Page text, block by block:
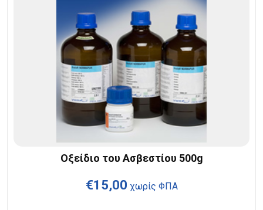
Οξείδιο του Ασβεστίου 500g
€15,00 χωρίς ΦΠΑ